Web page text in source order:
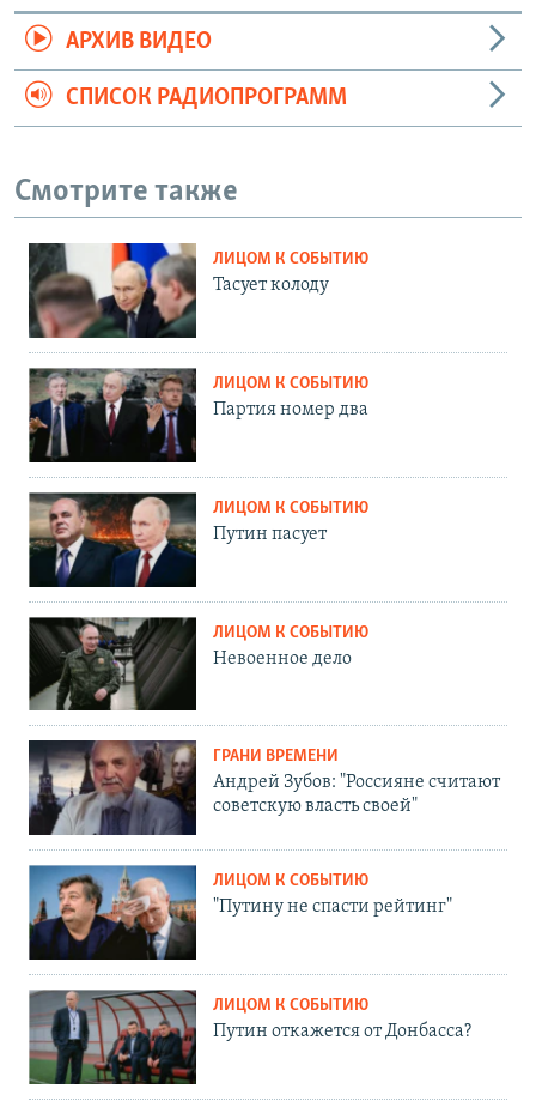
АРХИВ ВИДЕО
СПИСОК РАДИОПРОГРАММ
Смотрите также
ЛИЦОМ К СОБЫТИЮ
Тасует колоду
ЛИЦОМ К СОБЫТИЮ
Партия номер два
ЛИЦОМ К СОБЫТИЮ
Путин пасует
ЛИЦОМ К СОБЫТИЮ
Невоенное дело
ГРАНИ ВРЕМЕНИ
Андрей Зубов: "Россияне считают
советскую власть своей"
ЛИЦОМ К СОБЫТИЮ
"Путину не спасти рейтинг"
ЛИЦОМ К СОБЫТИЮ
Путин откажется от Донбасса?